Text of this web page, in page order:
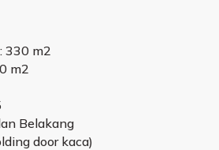
330 m2
m2
Belakang
door kaca)